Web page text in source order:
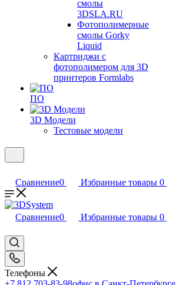
смолы
3DSLA.RU
Фотополимерные
смолы Gorky
Liquid
Картриджи с
фотополимером для 3D
принтеров Formlabs
ПО
3D Модели
Тестовые модели
Сравнение0 Избранные товары 0
Сравнение0 Избранные товары 0
Телефоны